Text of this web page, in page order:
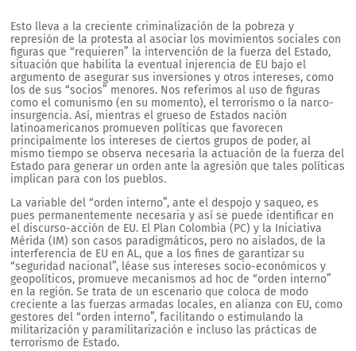
Esto lleva a la creciente criminalización de la pobreza y
represión de la protesta al asociar los movimientos sociales con
figuras que “requieren” la intervención de la fuerza del Estado,
situación que habilita la eventual injerencia de EU bajo el
argumento de asegurar sus inversiones y otros intereses, como
los de sus “socios” menores. Nos referimos al uso de figuras
como el comunismo (en su momento), el terrorismo o la narco-
insurgencia. Así, mientras el grueso de Estados nación
latinoamericanos promueven políticas que favorecen
principalmente los intereses de ciertos grupos de poder, al
mismo tiempo se observa necesaria la actuación de la fuerza del
Estado para generar un orden ante la agresión que tales políticas
implican para con los pueblos.
La variable del “orden interno”, ante el despojo y saqueo, es
pues permanentemente necesaria y así se puede identificar en
el discurso-acción de EU. El Plan Colombia (PC) y la Iniciativa
Mérida (IM) son casos paradigmáticos, pero no aislados, de la
interferencia de EU en AL, que a los fines de garantizar su
“seguridad nacional”, léase sus intereses socio-económicos y
geopolíticos, promueve mecanismos ad hoc de “orden interno”
en la región. Se trata de un escenario que coloca de modo
creciente a las fuerzas armadas locales, en alianza con EU, como
gestores del “orden interno”, facilitando o estimulando la
militarización y paramilitarización e incluso las prácticas de
terrorismo de Estado.